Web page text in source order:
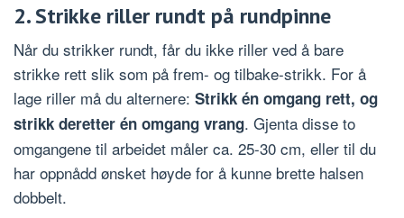
2. Strikke riller rundt på rundpinne
Når du strikker rundt, får du ikke riller ved å bare
strikke rett slik som på frem- og tilbake-strikk. For å
lage riller må du alternere: Strikk én omgang rett, og
strikk deretter én omgang vrang. Gjenta disse to
omgangene til arbeidet måler ca. 25-30 cm, eller til du
har oppnådd ønsket høyde for å kunne brette halsen
dobbelt.